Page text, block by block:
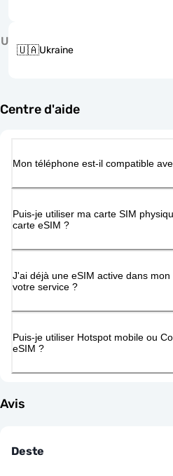
U
🇺🇦Ukraine
Centre d'aide
Mon téléphone est-il compatible
Puis-je utiliser ma carte SIM
carte eSIM ?
J'ai déjà une eSIM active dans
votre service ?
Puis-je utiliser Hotspot mobile ou
eSIM ?
Avis
Deste